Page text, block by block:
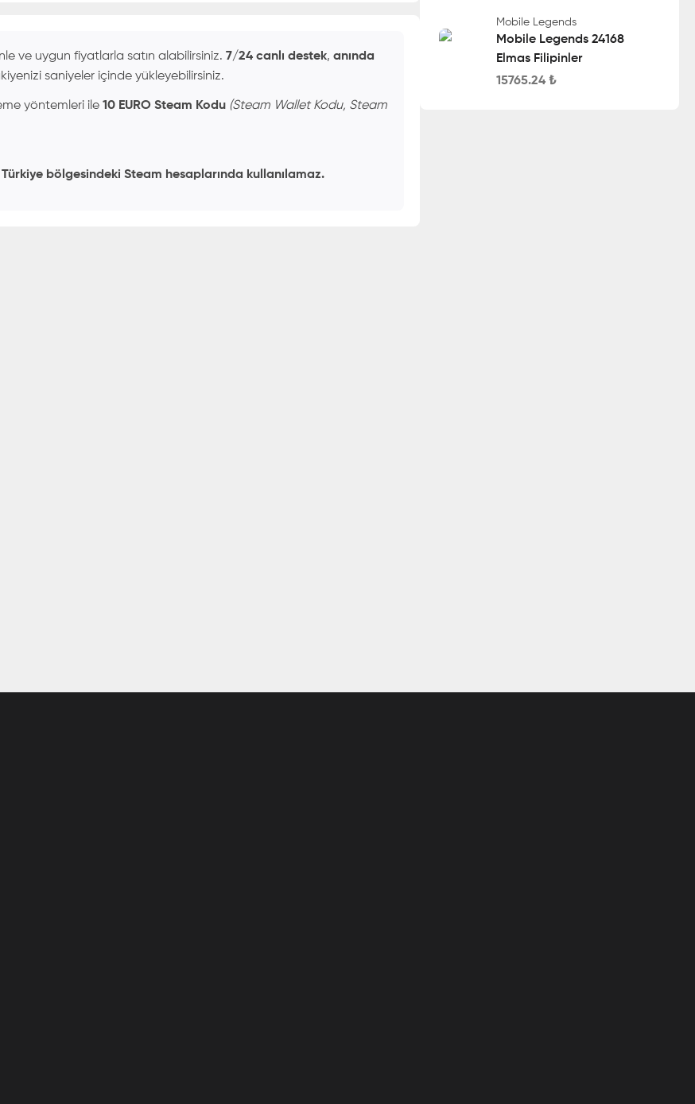
ve uygun fiyatlarla satın alabilirsiniz. 7/24 canlı destek, anında
saniyeler içinde yükleyebilirsiniz.
yöntemleri ile 10 EURO Steam Kodu (Steam Wallet Kodu, Steam
Türkiye bölgesindeki Steam hesaplarında kullanılamaz.
Mobile Legends
Mobile Legends 24168
Elmas Filipinler
15765.24 ₺